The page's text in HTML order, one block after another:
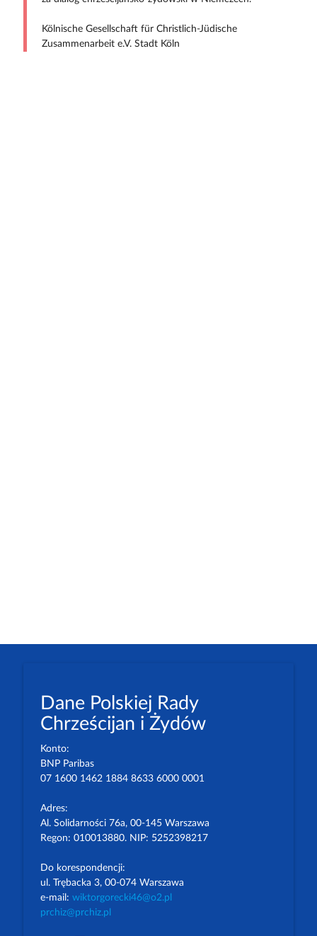
Kölnische Gesellschaft für Christlich-Jüdische
Zusammenarbeit e.V. Stadt Köln
Dane Polskiej Rady
Chrześcijan i Żydów
Konto:
BNP Paribas
07 1600 1462 1884 8633 6000 0001
Adres:
Al. Solidarności 76a, 00-145 Warszawa
Regon: 010013880. NIP: 5252398217
Do korespondencji:
ul. Trębacka 3, 00-074 Warszawa
e-mail: wiktorgorecki46@o2.pl
prchiz@prchiz.pl